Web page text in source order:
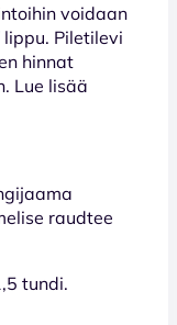
voidaan
Piletilevi
hinnat
Lue lisää
raudtee
tundi.